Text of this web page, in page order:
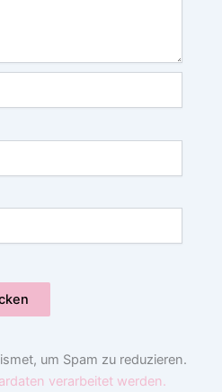
um Spam zu reduzieren.
verarbeitet werden.